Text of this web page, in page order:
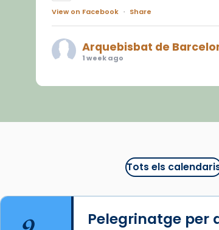
View on Facebook · Share
Arquebisbat de
1 week ago
juliol la missa de Les
Tots els
Pelegrinatge per